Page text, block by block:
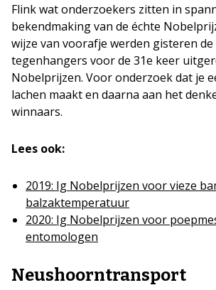
Flink wat onderzoekers zitten in
bekendmaking van de échte
wijze van voorafje werden gisteren de
tegenhangers voor de 31e keer
Nobelprijzen. Voor onderzoek dat je
lachen maakt en daarna aan het
winnaars.
Lees ook:
2019: Ig Nobelprijzen voor vieze
balzaktemperatuur
2020: Ig Nobelprijzen voor
entomologen
Neushoorntransport